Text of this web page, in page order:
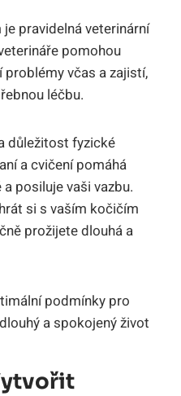
pravidelná veterinární
pomohou
včas a zajistí,
léčbu.
důležitost fyzické
a cvičení pomáhá
posiluje vaši vazbu.
si s vaším kočičím
prožijete dlouhá a